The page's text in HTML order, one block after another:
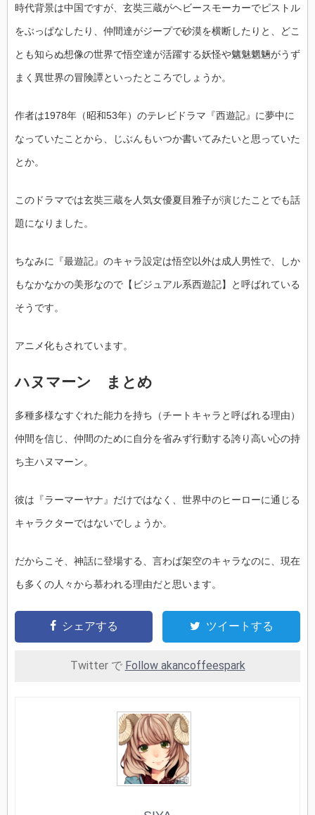
時代背景は中国ですが、玄奘三蔵がヘビースモーカーでピストル
をぶっぱなしたり、仲間達がジープで砂漠を横断したりと、どこ
とも知らぬ想像の世界で悟空達が活躍する妖怪や魑魅魍魎がうず
まく異世界の冒険譚といったところでしょうか。
作者は1978年（昭和53年）のテレビドラマ『西遊記』に夢中に
なっていたことから、じぶんもいつか書いてみたいと思っていた
とか。
このドラマでは玄奘三蔵を人気女優夏目雅子が演じたことでも話
題になりました。
ちなみに『最遊記』のキャラ設定は悟空以外は成人男性で、しか
もなかなかの美形なので【ビジュアル系西遊記】と呼ばれている
そうです。
アニメ化もされています。
ハヌマーン まとめ
多種多様なすぐれた能力を持ち（チートキャラと呼ばれる理由）
仲間を信じ、仲間のために自分を省みず行動する誇り高い心の持
ち主ハヌマーン。
彼は『ラーマーヤナ』だけではなく、世界中のヒーローに通じる
キャラクターではないでしょうか。
だからこそ、神話に登場する、言わば架空のキャラなのに、現在
も多くの人々から慕われる理由だと思います。
シェアする ツイートする
Twitter で Follow akancoffeespark